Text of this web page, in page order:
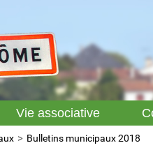
Vie associative
Bulletins municipaux 2018